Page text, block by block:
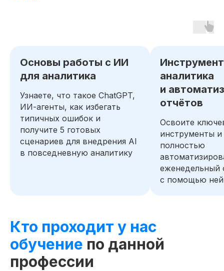
Основы работы с ИИ
для аналитика
Узнаете, что такое ChatGPT,
ИИ-агенты, как избегать
типичных ошибок и
получите 5 готовых
сценариев для внедрения AI
в повседневную аналитику
аналитика
и
отчётов
Освоите
инструменты и
полностью
еженедельный
с помощью
Кто проходит у нас
обучение по данной
профессии